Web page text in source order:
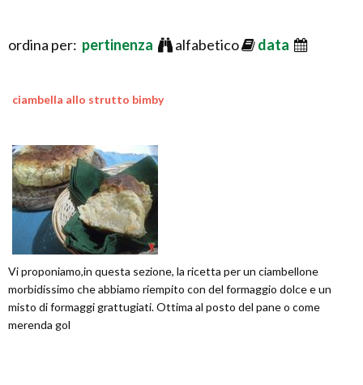
ordina per: pertinenza alfabetico data
ciambella allo strutto bimby
Vi proponiamo,in questa sezione, la ricetta per un ciambellone
morbidissimo che abbiamo riempito con del formaggio dolce e un
misto di formaggi grattugiati. Ottima al posto del pane o come
merenda gol